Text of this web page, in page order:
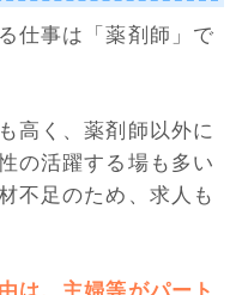
仕事は「薬剤師」で
高く、薬剤師以外に
の活躍する場も多い
不足のため、求人も
は、主婦等がパート